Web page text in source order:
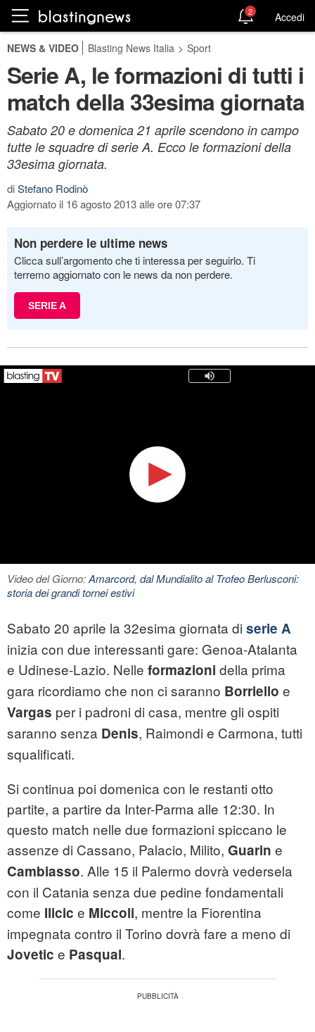
2 Accedi
NEWS & VIDEO Blasting News Italia > Sport
Serie A, le formazioni di tutti i
match della 33esima giornata
Sabato 20 e domenica 21 aprile scendono in campo
tutte le squadre di serie A. Ecco le formazioni della
33esima giornata.
diStefano Rodinò
Aggiornato il 16 agosto 2013 alle ore 07:37
Non perdere le ultime news
Clicca sull’argomento che ti interessa per seguirlo. Ti
terremo aggiornato con le news da non perdere.
SERIE A
Video del Giorno:Amarcord, dal Mundialito al Trofeo Berlusconi:
storia dei grandi tornei estivi
Sabato 20 aprile la 32esima giornata di serie A
inizia con due interessanti gare: Genoa-Atalanta
e Udinese-Lazio. Nelle formazioni della prima
gara ricordiamo che non ci saranno Borriello e
Vargas per i padroni di casa, mentre gli ospiti
saranno senza Denis, Raimondi e Carmona, tutti
squalificati.
Si continua poi domenica con le restanti otto
partite, a partire da Inter-Parma alle 12:30. In
questo match nelle due formazioni spiccano le
assenze di Cassano, Palacio, Milito, Guarin e
Cambiasso. Alle 15 il Palermo dovrà vedersela
con il Catania senza due pedine fondamentali
come Ilicic e Miccoli, mentre la Fiorentina
impegnata contro il Torino dovrà fare a meno di
Jovetic e Pasqual.